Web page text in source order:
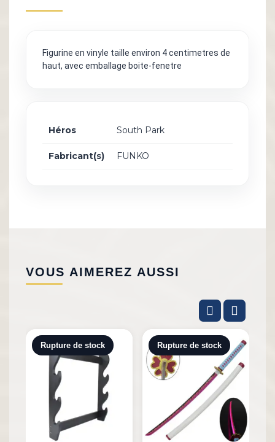
Figurine en vinyle taille environ 4 centimetres de
haut, avec emballage boite-fenetre
Héros South Park
Fabricant(s) FUNKO
VOUS AIMEREZ AUSSI
Rupture de stock Rupture de stock